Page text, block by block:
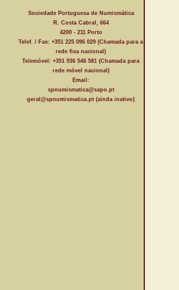
Sociedade Portuguesa de Numismática
R. Costa Cabral, 664
4200 - 211 Porto
Telef. / Fax: +351 225 096 029 (Chamada para a
rede fixa nacional)
Telemóvel: +351 936 546 581 (Chamada para
rede móvel nacional)
Email:
spnumismatica@sapo.pt
geral@spnumismatica.pt (ainda inativo)